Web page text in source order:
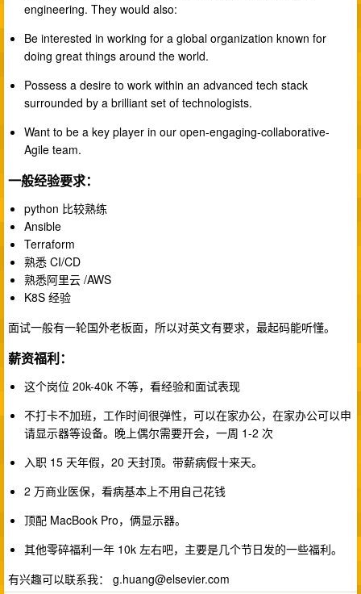
engineering. They would also:
Be interested in working for a global organization known for
doing great things around the world.
Possess a desire to work within an advanced tech stack
surrounded by a brilliant set of technologists.
Want to be a key player in our open-engaging-collaborative-
Agile team.
一般经验要求：
python 比较熟练
Ansible
Terraform
熟悉 CI/CD
熟悉阿里云 /AWS
K8S 经验
面试一般有一轮国外老板面，所以对英文有要求，最起码能听懂。
薪资福利：
这个岗位 20k-40k 不等，看经验和面试表现
不打卡不加班，工作时间很弹性，可以在家办公，在家办公可以申
请显示器等设备。晚上偶尔需要开会，一周 1-2 次
入职 15 天年假，20 天封顶。带薪病假十来天。
2 万商业医保，看病基本上不用自己花钱
顶配 MacBook Pro，俩显示器。
其他零碎福利一年 10k 左右吧，主要是几个节日发的一些福利。
有兴趣可以联系我： g.huang@elsevier.com